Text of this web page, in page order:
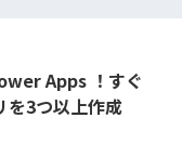
Apps ！すぐ
を3つ以上作成